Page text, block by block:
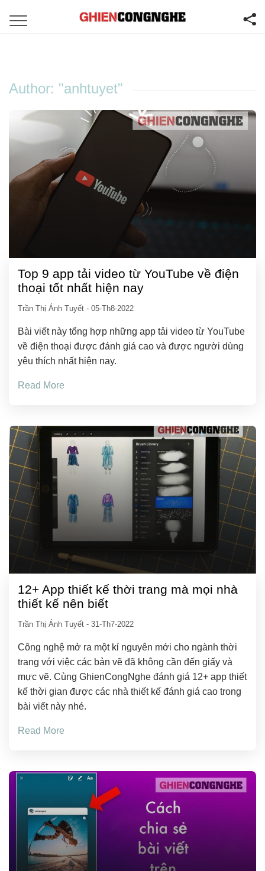
Author: "anhtuyet"
Top 9 app tải video từ YouTube về điện
thoại tốt nhất hiện nay
Trần Thị Ánh Tuyết - 05-Th8-2022
Bài viết này tổng hợp những app tải video từ YouTube
về điện thoại được đánh giá cao và được người dùng
yêu thích nhất hiện nay.
Read More
12+ App thiết kế thời trang mà mọi nhà
thiết kế nên biết
Trần Thị Ánh Tuyết - 31-Th7-2022
Công nghệ mở ra một kỉ nguyên mới cho ngành thời
trang với việc các bản vẽ đã không cần đến giấy và
mực vẽ. Cùng GhienCongNghe đánh giá 12+ app thiết
kế thời gian được các nhà thiết kế đánh giá cao trong
bài viết này nhé.
Read More